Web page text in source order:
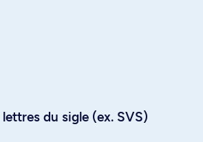
du sigle (ex. SVS)